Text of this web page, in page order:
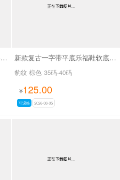
新款漆皮平底乐福鞋单鞋SA2668-2 新款复古一字带平底乐福鞋软底豆豆鞋SA969
豹纹 棕色 35码-40码
¥125.00
可退换 2026-08-05